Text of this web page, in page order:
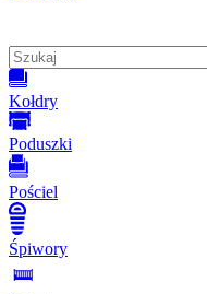
Kołdry
Poduszki
Pościel
Śpiwory